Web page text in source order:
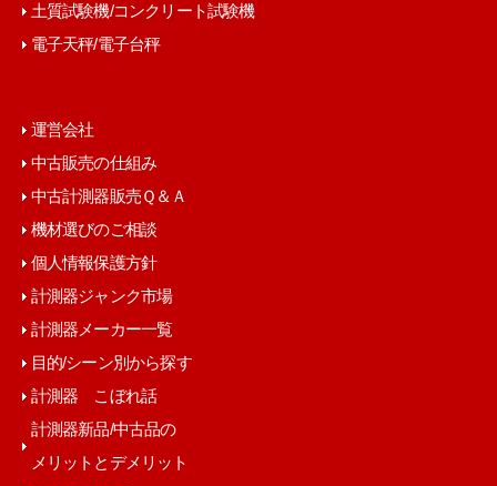
土質試験機/コンクリート試験機
電子天秤/電子台秤
運営会社
中古販売の仕組み
中古計測器販売Ｑ＆Ａ
機材選びのご相談
個人情報保護方針
計測器ジャンク市場
計測器メーカー一覧
目的/シーン別から探す
計測器 こぼれ話
計測器新品/中古品の
メリットとデメリット